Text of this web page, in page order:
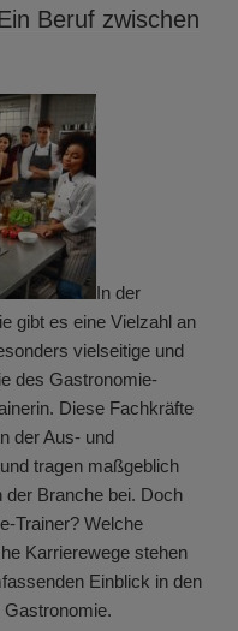
Beruf zwischen
In der
gibt es eine Vielzahl an
vielseitige und
des Gastronomie-
Diese Fachkräfte
der Aus- und
tragen maßgeblich
der Branche bei. Doch
Trainer? Welche
Karrierewege stehen
Einblick in den
Gastronomie.